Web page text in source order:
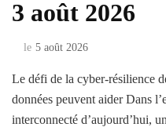
3 août 2026
le 5 août 2026
Le défi de la cyber-résilience
données peuvent aider Dans
interconnecté d’aujourd’hui,